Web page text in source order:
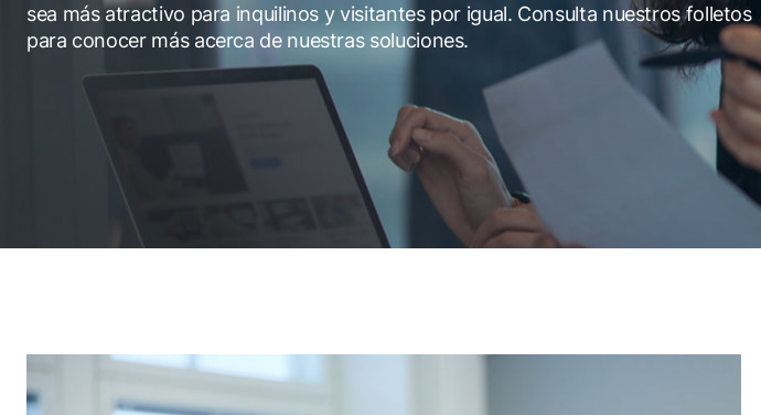
sea más atractivo para inquilinos y visitantes por igual. Consulta nuestros folletos
para conocer más acerca de nuestras soluciones.